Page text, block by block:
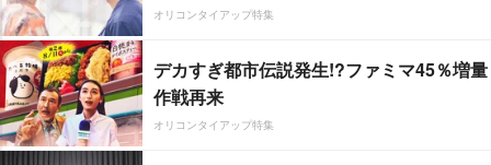
オリコンタイアップ特集
デカすぎ都市伝説発生!?ファミマ45％増量
作戦再来
オリコンタイアップ特集